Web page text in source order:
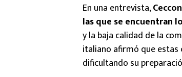
En una entrevista,
las que se encuentran
y la baja calidad de la
italiano afirmó que estas
dificultando su